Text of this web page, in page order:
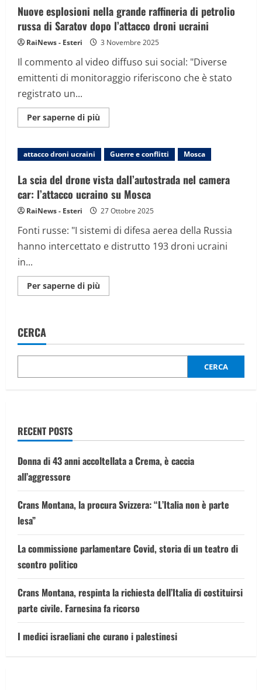
notte
nel
Kursk:
attacco
di
droni
ucraini
Nuove esplosioni nella grande raffineria di petrolio
russa di Saratov dopo l’attacco droni ucraini
RaiNews - Esteri 3 Novembre 2025
Il commento al video diffuso sui social: "Diverse
emittenti di monitoraggio riferiscono che è stato
registrato un...
Per saperne di più
informazioni
esplosioni
nella
raffineria
di
petrolio
russa
di
Saratov
l’attacco
droni
ucraini
attacco droni ucraini Guerre e conflitti Mosca
La scia del drone vista dall’autostrada nel camera
car: l’attacco ucraino su Mosca
RaiNews - Esteri 27 Ottobre 2025
Fonti russe: "I sistemi di difesa aerea della Russia
hanno intercettato e distrutto 193 droni ucraini
in...
Per saperne di più
informazioni
vista
nel
car:
CERCA
CERCA
RECENT POSTS
Donna di 43 anni accoltellata a Crema, è caccia
all’aggressore
Crans Montana, la procura Svizzera: “L’Italia non è parte
lesa”
La commissione parlamentare Covid, storia di un teatro di
scontro politico
Crans Montana, respinta la richiesta dell’Italia di costituirsi
parte civile. Farnesina fa ricorso
I medici israeliani che curano i palestinesi